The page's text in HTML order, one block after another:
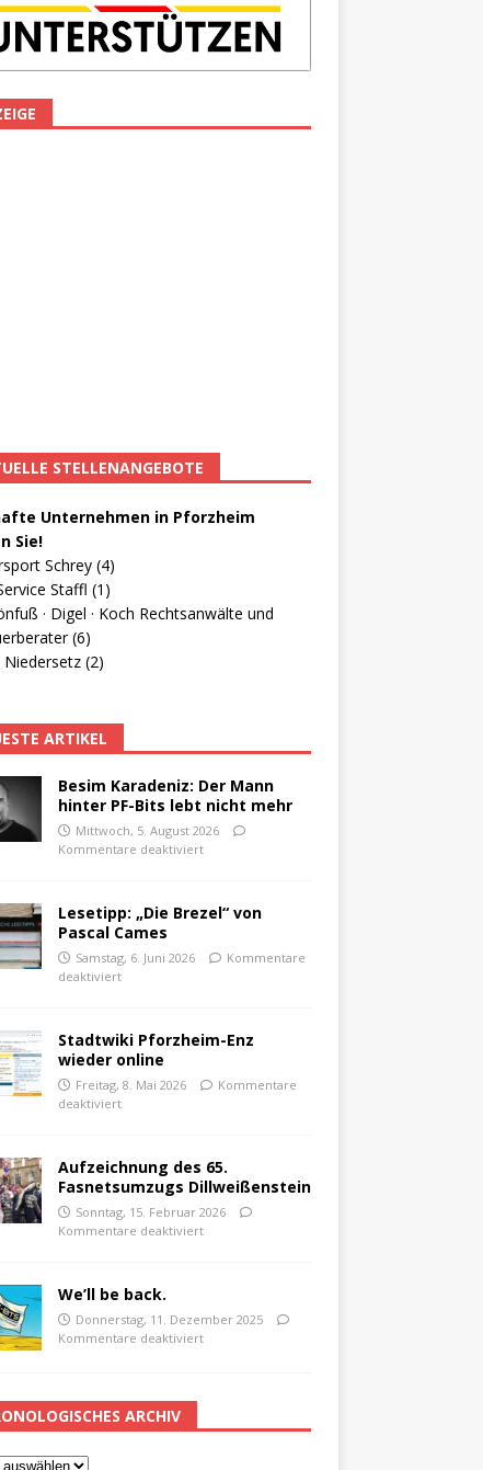
STELLENANGEBOTE
Unternehmen in Pforzheim
Sie!
Schrey (4)
Staffl (1)
· Digel · Koch Rechtsanwälte und
(6)
Niedersetz (2)
ARTIKEL
Besim Karadeniz: Der Mann
hinter PF-Bits lebt nicht mehr
Mittwoch, 5. August 2026
Kommentare deaktiviert
Lesetipp: „Die Brezel“ von
Pascal Cames
Samstag, 6. Juni 2026
Kommentare
deaktiviert
Stadtwiki Pforzheim-Enz
wieder online
Freitag, 8. Mai 2026
Kommentare
deaktiviert
Aufzeichnung des 65.
Fasnetsumzugs Dillweißenstein
Sonntag, 15. Februar 2026
Kommentare deaktiviert
We’ll be back.
Donnerstag, 11. Dezember 2025
Kommentare deaktiviert
ARCHIV